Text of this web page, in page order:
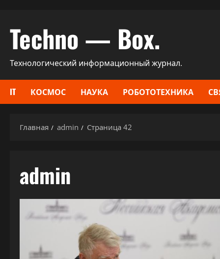
содержимому
Techno — Box.
Технологический информационный журнал.
IT КОСМОС НАУКА РОБОТОТЕХНИКА
Главная admin Страница 42
admin